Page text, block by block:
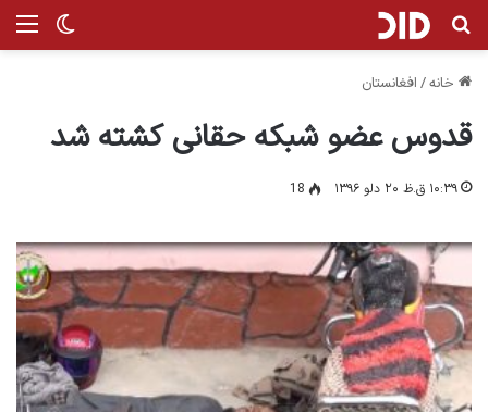
تغییر جستجو برای
خانه/ افغانستان
قدوس عضو شبکه حقانی کشته شد
۱۰:۳۹ ق.ظ ۲۰ دلو ۱۳۹۶ 18